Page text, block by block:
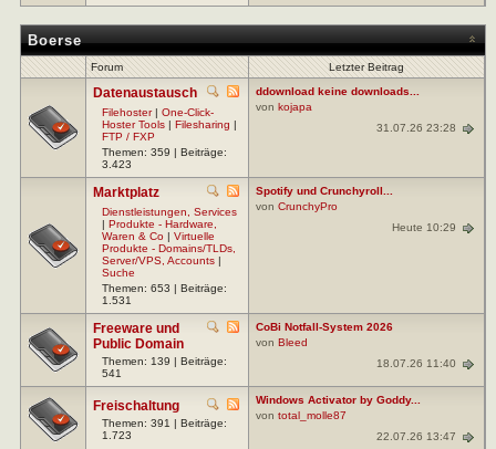
Boerse
Forum Letzter Beitrag
Datenaustausch
Filehoster| One-Click-
Hoster Tools | Filesharing |
FTP / FXP
Themen: 359 | Beiträge:
3.423
ddownload keine downloads...
von kojapa
31.07.26 23:28
Marktplatz
Dienstleistungen, Services
| Produkte - Hardware,
Waren & Co | Virtuelle
Produkte - Domains/TLDs,
Server/VPS, Accounts |
Suche
Themen: 653 | Beiträge:
1.531
Spotify und Crunchyroll...
von CrunchyPro
Heute 10:29
Freeware und
Public Domain
Themen: 139 | Beiträge:
541
CoBi Notfall-System 2026
von Bleed
18.07.26 11:40
Freischaltung
Themen: 391 | Beiträge:
1.723
Windows Activator by Goddy...
von total_molle87
22.07.26 13:47